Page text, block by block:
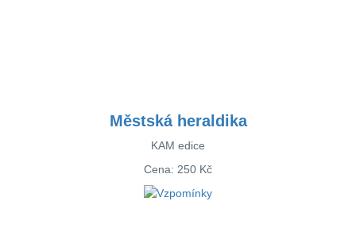
Městská heraldika
KAM edice
Cena: 250 Kč